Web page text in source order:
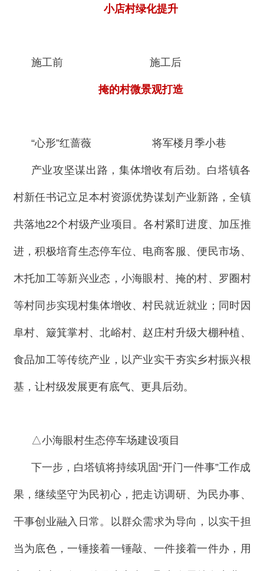
小店村绿化提升
施工前 施工后
掩的村微景观打造
“心形”红蔷薇 将军楼月季小巷
产业攻坚谋出路，集体增收有后劲。白塔镇各
村新任书记立足本村资源优势谋划产业新路，全镇
共落地22个村级产业项目。各村紧盯进度、加压推
进，积极培育生态停车位、电商客服、便民市场、
木托加工等新兴业态，小海眼村、掩的村、罗圈村
等村同步实现村集体增收、村民就近就业；同时因
阜村、簸箕掌村、北峪村、赵庄村升级大棚种植、
食品加工等传统产业，以产业实干夯实乡村振兴根
基，让村级发展更有底气、更具后劲。
△小海眼村生态停车场建设项目
下一步，白塔镇将持续巩固“开门一件事”工作成
果，继续坚守为民初心，把走访调研、为民办事、
干事创业融入日常。以群众需求为导向，以实干担
当为底色，一锤接着一锤敲、一件接着一件办，用